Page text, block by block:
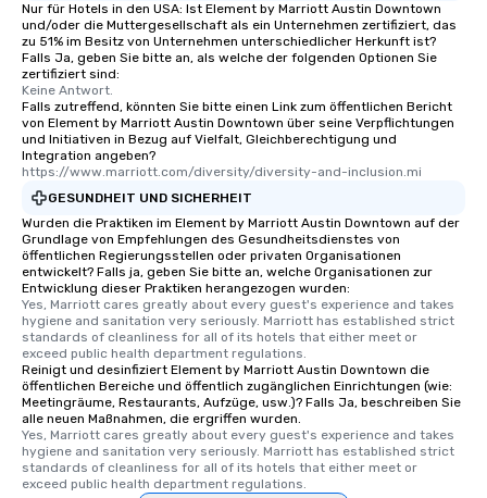
Nur für Hotels in den USA: Ist Element by Marriott Austin Downtown
und/oder die Muttergesellschaft als ein Unternehmen zertifiziert, das
zu 51% im Besitz von Unternehmen unterschiedlicher Herkunft ist?
Falls Ja, geben Sie bitte an, als welche der folgenden Optionen Sie
zertifiziert sind:
Keine Antwort.
Falls zutreffend, könnten Sie bitte einen Link zum öffentlichen Bericht
von Element by Marriott Austin Downtown über seine Verpflichtungen
und Initiativen in Bezug auf Vielfalt, Gleichberechtigung und
Integration angeben?
https://www.marriott.com/diversity/diversity-and-inclusion.mi
GESUNDHEIT UND SICHERHEIT
Wurden die Praktiken im Element by Marriott Austin Downtown auf der
Grundlage von Empfehlungen des Gesundheitsdienstes von
öffentlichen Regierungsstellen oder privaten Organisationen
entwickelt? Falls ja, geben Sie bitte an, welche Organisationen zur
Entwicklung dieser Praktiken herangezogen wurden:
Yes, Marriott cares greatly about every guest's experience and takes
hygiene and sanitation very seriously. Marriott has established strict
standards of cleanliness for all of its hotels that either meet or
exceed public health department regulations.
Reinigt und desinfiziert Element by Marriott Austin Downtown die
öffentlichen Bereiche und öffentlich zugänglichen Einrichtungen (wie:
Meetingräume, Restaurants, Aufzüge, usw.)? Falls Ja, beschreiben Sie
alle neuen Maßnahmen, die ergriffen wurden.
Yes, Marriott cares greatly about every guest's experience and takes
hygiene and sanitation very seriously. Marriott has established strict
standards of cleanliness for all of its hotels that either meet or
exceed public health department regulations.